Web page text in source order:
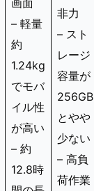
– 軽量
約
1.24kg
でモバ
イル性
が高い
– 約
12.8時
非力
– スト
レージ
容量が
256GB
とやや
少ない
– 高負
荷作業